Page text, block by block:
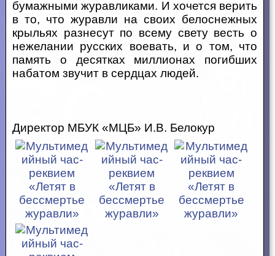
бумажными журавликами. И хочется верить
в то, что журавли на своих белоснежных
крыльях разнесут по всему свету весть о
нежелании русских воевать, и о том, что
память о десятках миллионах погибших
набатом звучит в сердцах людей.
Директор МБУК «МЦБ» И.В. Белокур